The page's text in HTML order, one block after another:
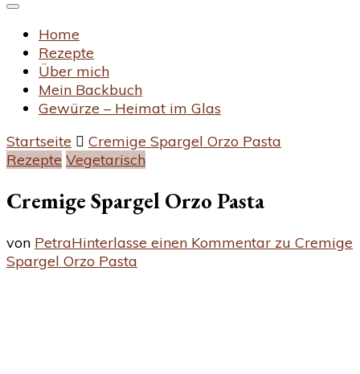
Home
Rezepte
Über mich
Mein Backbuch
Gewürze – Heimat im Glas
Startseite
Cremige Spargel Orzo Pasta
Rezepte Vegetarisch
Cremige Spargel Orzo Pasta
von PetraHinterlasse einen Kommentar zu Cremige
Spargel Orzo Pasta